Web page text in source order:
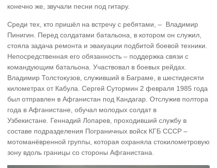
конечно же, звучали песни под гитару.
Среди тех, кто пришёл на встречу с ребятами, – Владимир
Пинигин. Перед солдатами батальона, в котором он служил,
стояла задача ремонта и эвакуации подбитой боевой техники.
Непосредственная его обязанность – поддержка связи с
командующим батальона. Участвовал в боевых рейдах.
Владимир Толстокузов, служивший в Баграме, в шестидесяти
километрах от Кабула. Сергей Сутормин 2 февраля 1985 года
был отправлен в Афганистан под Кандагар. Отслужив полтора
года в Афганистане, обучал молодых солдат в
Узбекистане. Геннадий Лопарев, проходивший службу в
составе подразделения Пограничных войск КГБ СССР –
мотоманёвренной группы, которая охраняла стокилометровую
зону вдоль границы со стороны Афганистана.